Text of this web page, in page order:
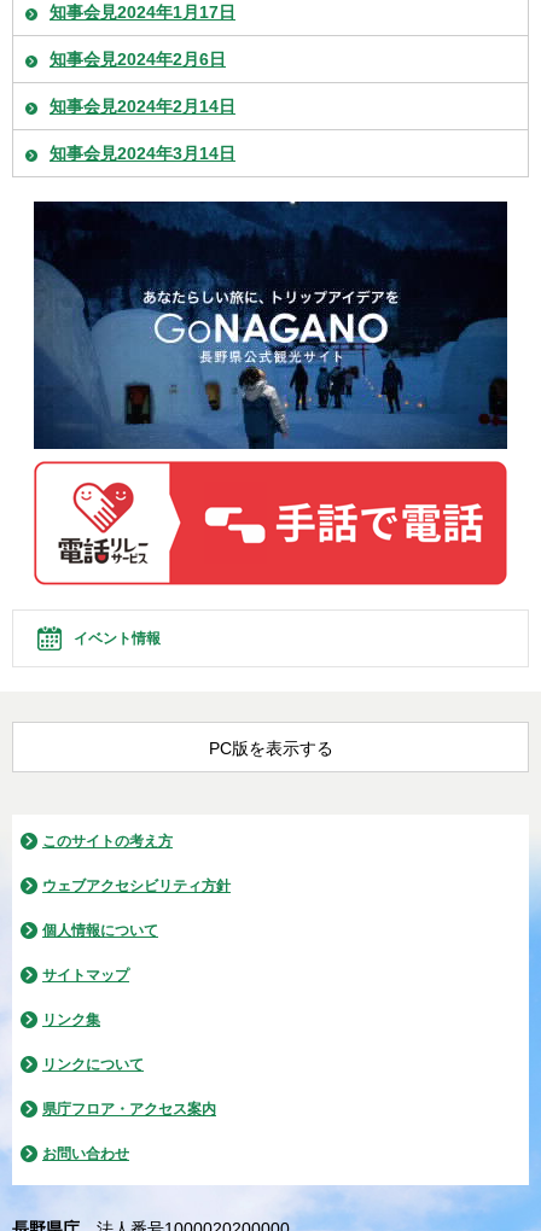
知事会見2024年1月17日
知事会見2024年2月6日
知事会見2024年2月14日
知事会見2024年3月14日
イベント情報
PC版を表示する
このサイトの考え方
ウェブアクセシビリティ方針
個人情報について
サイトマップ
リンク集
リンクについて
県庁フロア・アクセス案内
お問い合わせ